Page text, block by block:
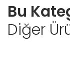
Bu
Diğer